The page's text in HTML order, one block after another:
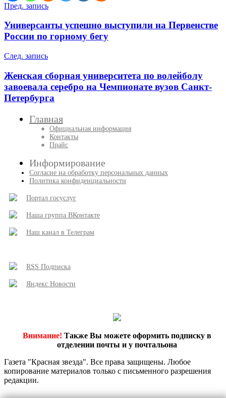
Навигация
по
записям
Пред. запись
Универсанты успешно выступили на Первенстве
России по горному бегу
След. запись
Женская сборная университета по волейболу
завоевала серебро на Чемпионате вузов Санкт-
Петербурга
Главная
Официальная информация
Контакты
Прайс
Информирование
Согласие на обработку персональных данных
Политика конфиденциальности
Портал госуслуг
Наша группа ВКонтакте
Наш канал в Телеграм
RSS Подписка
Яндекс Новости
Внимание! Также Вы можете оформить подписку в
отделении почты и у почтальона
Газета "Красная звезда". Все права защищены. Любое
копирование материалов только с письменного разрешения
редакции.